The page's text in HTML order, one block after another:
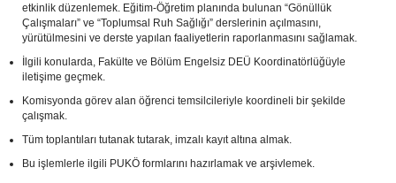
etkinlik düzenlemek. Eğitim-Öğretim planında bulunan “Gönüllük
Çalışmaları” ve “Toplumsal Ruh Sağlığı” derslerinin açılmasını,
yürütülmesini ve derste yapılan faaliyetlerin raporlanmasını sağlamak.
İlgili konularda, Fakülte ve Bölüm Engelsiz DEÜ Koordinatörlüğüyle
iletişime geçmek.
Komisyonda görev alan öğrenci temsilcileriyle koordineli bir şekilde
çalışmak.
Tüm toplantıları tutanak tutarak, imzalı kayıt altına almak.
Bu işlemlerle ilgili PUKÖ formlarını hazırlamak ve arşivlemek.